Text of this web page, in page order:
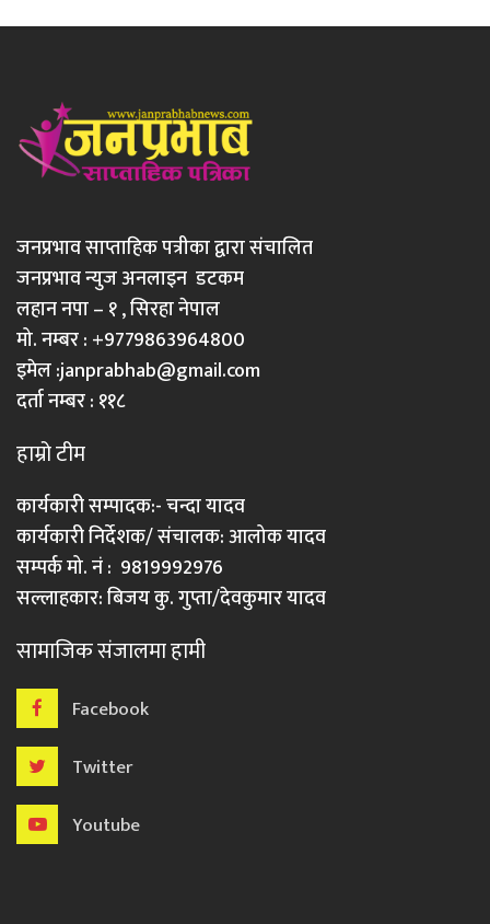
जनप्रभाव साप्ताहिक पत्रीका द्वारा संचालित
जनप्रभाव न्युज अनलाइन डटकम
लहान नपा – १ , सिरहा नेपाल
मो. नम्बर : +9779863964800
इमेल :janprabhab@gmail.com
दर्ता नम्बर : ११८
हाम्रो टीम
कार्यकारी सम्पादक:- चन्दा यादव
कार्यकारी निर्देशक/ संचालक: आलोक यादव
सम्पर्क मो. नं : 9819992976
सल्लाहकार: बिजय कु. गुप्ता/देवकुमार यादव
सामाजिक संजालमा हामी
Facebook
Twitter
Youtube